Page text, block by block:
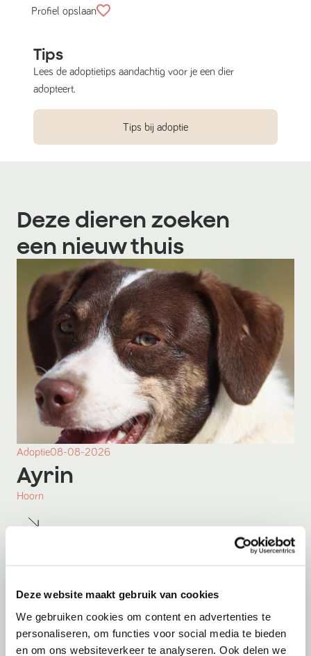
Deze website maakt gebruik van cookies
We gebruiken cookies om content en advertenties te
personaliseren, om functies voor social media te bieden
en om ons websiteverkeer te analyseren. Ook delen we
Profiel opslaan
Tips
Lees de adoptietips aandachtig voor je een dier
adopteert.
Tips bij adoptie
Deze dieren zoeken
een nieuw thuis
Adoptie08-08-2026
Ayrin
Hoorn